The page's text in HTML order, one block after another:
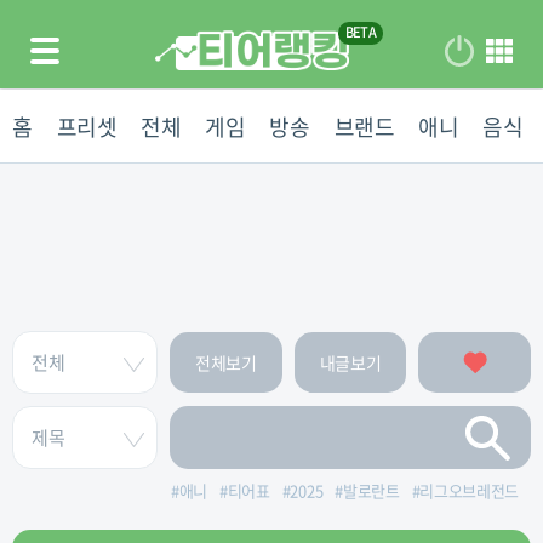
홈 프리셋 전체 게임 방송 브랜드 애니 음식
전체보기 내글보기
#애니 #티어표 #2025 #발로란트 #리그오브레전드